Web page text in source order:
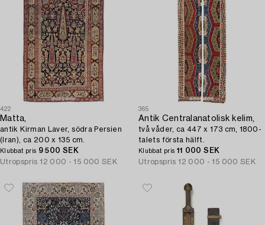
422
Matta,
antik Kirman Laver, södra Persien
(Iran), ca 200 x 135 cm.
Klubbat pris 9 500 SEK
Utropspris 12 000 - 15 000 SEK
365
Antik Centralanatolisk kelim,
två våder, ca 447 x 173 cm, 1800-
talets första hälft.
Klubbat pris 11 000 SEK
Utropspris 12 000 - 15 000 SEK